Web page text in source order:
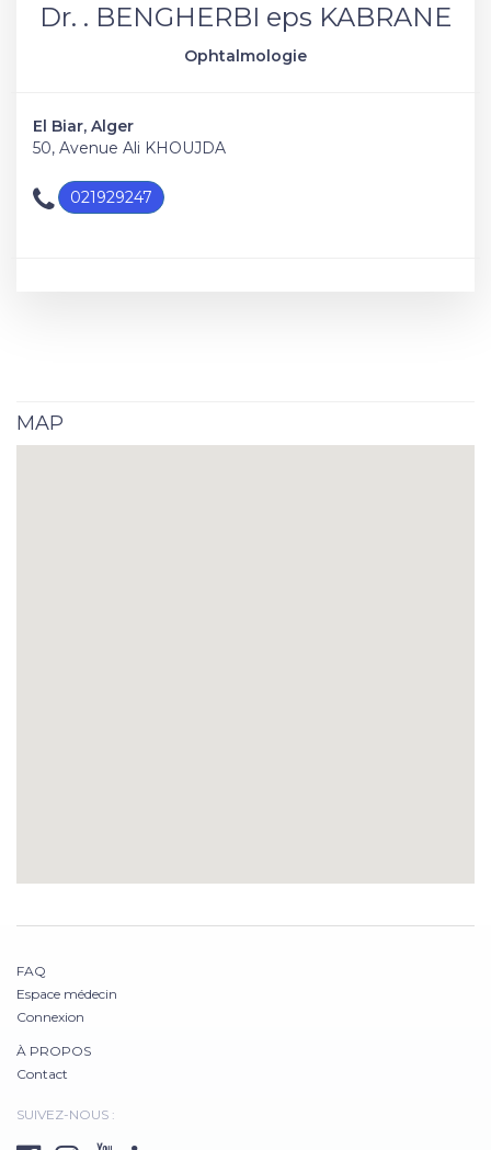
Dr. . BENGHERBI eps KABRANE
Ophtalmologie
El Biar, Alger
50, Avenue Ali KHOUJDA
021929247
MAP
FAQ
Espace médecin
Connexion
À PROPOS
Contact
SUIVEZ-NOUS :